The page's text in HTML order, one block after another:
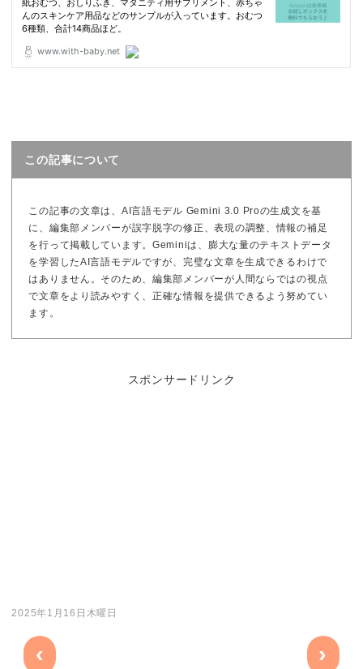
この記事について
この記事の文章は、AI言語モデル Gemini 3.0 Proの生成文を基
に、編集部メンバーが誤字脱字の修正、表現の調整、情報の補足
を行って掲載しています。Geminiは、膨大な量のテキストデータ
を学習したAI言語モデルですが、完璧な文章を生成できるわけで
はありません。そのため、編集部メンバーが人間ならではの視点
で文章をより読みやすく、正確な情報を提供できるよう努めてい
ます。
スポンサードリンク
2025年1月16日木曜日
‹ ›